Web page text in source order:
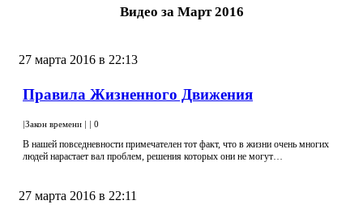
Видео за Март 2016
27 марта 2016 в 22:13
Правила Жизненного Движения
|Закон времени | | 0
В нашей повседневности примечателен тот факт, что в жизни очень многих
людей нарастает вал проблем, решения которых они не могут…
27 марта 2016 в 22:11